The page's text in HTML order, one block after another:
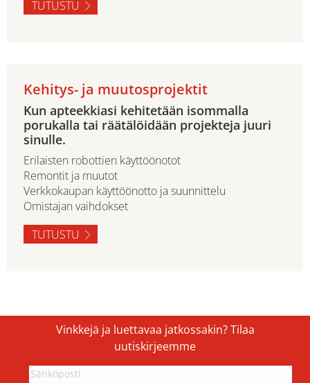
TUTUSTU
Kehitys- ja muutosprojektit
Kun apteekkiasi kehitetään isommalla
porukalla tai räätälöidään projekteja juuri
sinulle.
Erilaisten robottien käyttöönotot
Remontit ja muutot
Verkkokaupan käyttöönotto ja suunnittelu
Omistajan vaihdokset
TUTUSTU
Vinkkejä ja luettavaa jatkossakin? Tilaa
uutiskirjeemme